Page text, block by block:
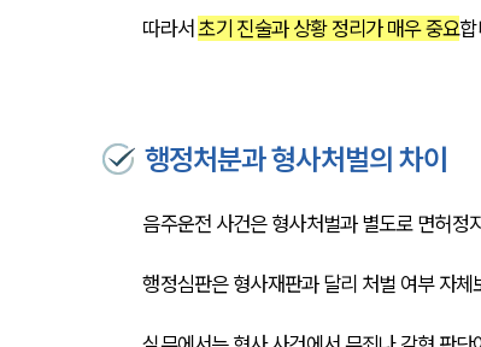
따라서 초기 진술과 상황 정리가 매우 중요합
행정처분과 형사처벌의 차이
음주운전 사건은 형사처벌과 별도로 면허정
행정심판은 형사재판과 달리 처벌 여부 자